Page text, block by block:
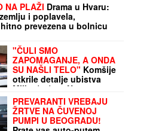
NA PLAŽI Drama u Hvaru:
i poplavela,
prevezena u bolnicu
"ČULI SMO
ZAPOMAGANJE, A ONDA
SU NAŠLI TELO" Komšije
otkrile detalje ubistva
Milke (82) na Novom
Beogradu: "Sina su
izbegavali..."
PREVARANTI VREBAJU
ŽRTVE NA ČUVENOJ
PUMPI U BEOGRADU!